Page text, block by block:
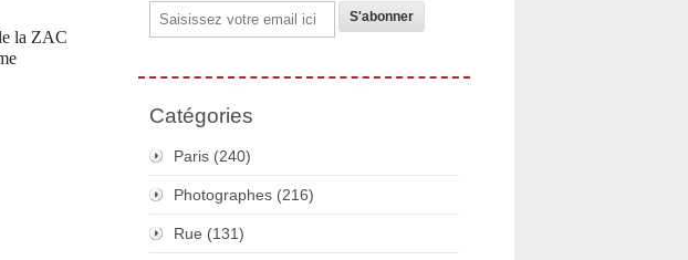
la ZAC
Email
Catégories
Paris (240)
Photographes (216)
Rue (131)